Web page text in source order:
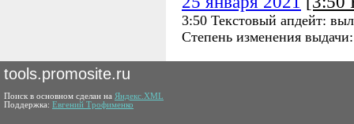
3:50 Текстовый апдейт:
Степень изменения
tools.promosite.ru
Поиск в основном сделан на Яндекс.XML
Поддержка: Евгений Трофименко